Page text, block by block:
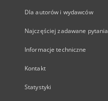
Dla autorów i wydawców
Najczęściej zadawane pytania
Informacje techniczne
Kontakt
Statystyki